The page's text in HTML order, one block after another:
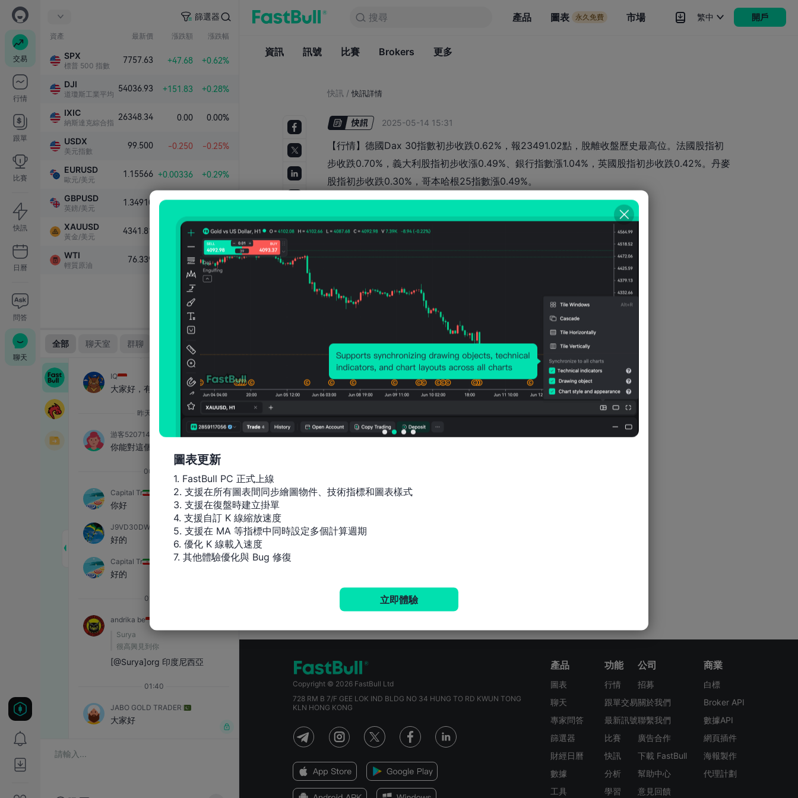
交易
行情
跟單
比賽
快訊
日曆
問答
聊天
篩選器
資產 最新價 漲跌額 漲跌幅
SPX
標普 500 指數
7757.63 +47.68 +0.62%
DJI
道瓊斯工業平均指數
54036.93 +151.83 +0.28%
IXIC
納斯達克綜合指數
26348.34 0.00 0.00%
USDX
美元指數
99.500 -0.250 -0.25%
EURUSD
歐元/美元
1.15566 +0.00336 +0.29%
GBPUSD
英鎊/美元
1.34910 +0.00383
XAUUSD
黃金/美元
4341.81 +101.79 +2.40%
WTI
輕質原油
76.339 -1.000 -1.29%
搜尋 產品 圖表 永久免費 市場
資訊 訊號
繁中 開戶
搜尋
資訊 訊號 比賽 Brokers 更多
快訊 / 快訊詳情
2025-05-14 15:31
【行情】德國Dax 30指數初步收跌0.62%，報23491.02點，脫離收盤歷史最高位。法國股指初
步收跌0.70%，義大利股指初步收漲0.49%、銀行指數漲1.04%，英國股指初步收跌0.42%。丹麥
股指初步收跌0.30%，哥本哈根25指數漲0.49%。
Copyright © 2026 FastBull Ltd
728 RM B 7/F GEE LOK IND BLDG NO 34 HUNG TO RD KWUN TONG
KLN HONG KONG
產品
圖表
聊天
專家問答
篩選器
財經日曆
數據
工具
功能
行情
跟單交易
最新訊號
比賽
快訊
分析
學習
公司
招募
關於我們
聯繫我們
廣告合作
下載 FastBull
幫助中心
意見回饋
商業
白標
Broker API
數據API
網頁插件
海報製作
代理計劃
圖表更新
1. FastBull PC 正式上線
2. 支援在所有圖表間同步繪圖物件、技術指標和圖表樣式
3. 支援在復盤時建立掛單
4. 支援自訂 K 線縮放速度
5. 支援在 MA 等指標中同時設定多個計算週期
6. 優化 K 線載入速度
7. 其他體驗優化與 Bug 修復
立即體驗